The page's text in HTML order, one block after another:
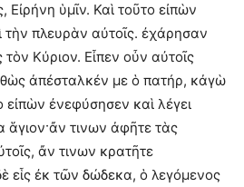
Εἰρήνη ὑμῖν. Καὶ τοῦτο εἰπὼν
τὴν πλευρὰν αὐτοῖς. ἐχάρησαν
τὸν Κύριον. Εἶπεν οὖν αὐτοῖς
ἀπέσταλκέν με ὁ πατήρ, κἀγὼ
ἐνεφύσησεν καὶ λέγει
ἅγιον·ἄν τινων ἀφῆτε τὰς
ἄν τινων κρατῆτε
εἷς ἐκ τῶν δώδεκα, ὁ λεγόμενος